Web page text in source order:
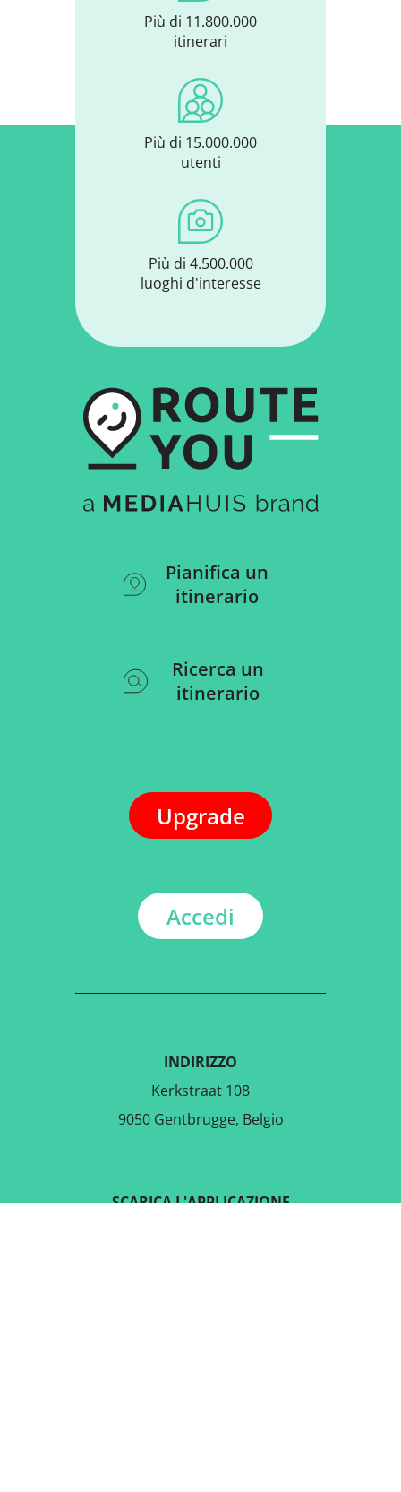
Più di 11.800.000
itinerari
Più di 15.000.000
utenti
Più di 4.500.000
luoghi d'interesse
Pianifica un
itinerario
Ricerca un
itinerario
Upgrade
Accedi
INDIRIZZO
Kerkstraat 108
9050 Gentbrugge, Belgio
SCARICA L'APPLICAZIONE